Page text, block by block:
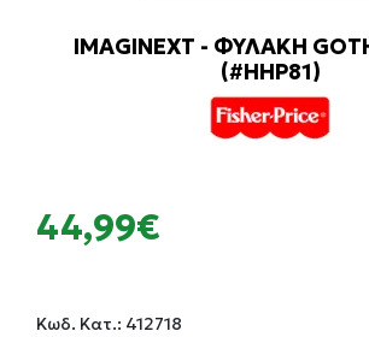
IMAGINEXT - ΦΥΛΑΚΗ
(#HHP81)
44,99€
Κωδ. Κατ.: 412718